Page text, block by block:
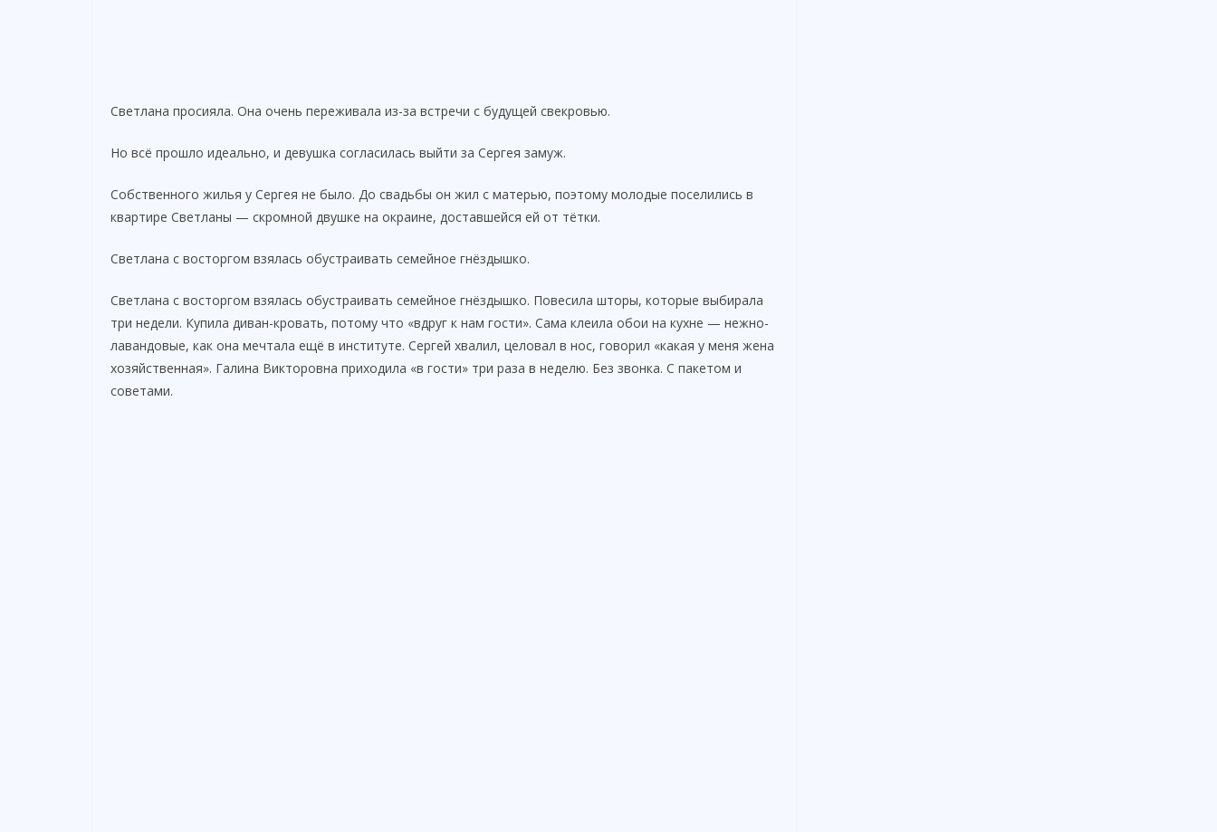
Светлана просияла. Она очень переживала из-за встречи с будущей свекровью.
Но всё прошло идеально, и девушка согласилась выйти за Сергея замуж.
Собственного жилья у Сергея не было. До свадьбы он жил с матерью, поэтому молодые поселились в
квартире Светланы — скромной двушке на окраине, доставшейся ей от тётки.
Светлана с восторгом взялась обустраивать семейное гнёздышко.
Светлана с восторгом взялась обустраивать семейное гнёздышко. Повесила шторы, которые выбирала
три недели. Купила диван-кровать, потому что «вдруг к нам гости». Сама клеила обои на кухне — нежно-
лавандовые, как она мечтала ещё в институте. Сергей хвалил, целовал в нос, говорил «какая у меня жена
хозяйственная». Галина Викторовна приходила «в гости» три раза в неделю. Без звонка. С пакетом и
советами.